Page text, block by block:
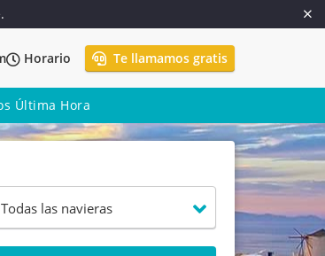
Horario Te llamamos gratis
Última Hora